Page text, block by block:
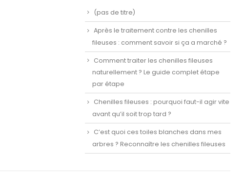
(pas de titre)
Après le traitement contre les chenilles
fileuses : comment savoir si ça a marché ?
Comment traiter les chenilles fileuses
naturellement ? Le guide complet étape
par étape
Chenilles fileuses : pourquoi faut-il agir vite
avant qu’il soit trop tard ?
C’est quoi ces toiles blanches dans mes
arbres ? Reconnaître les chenilles fileuses